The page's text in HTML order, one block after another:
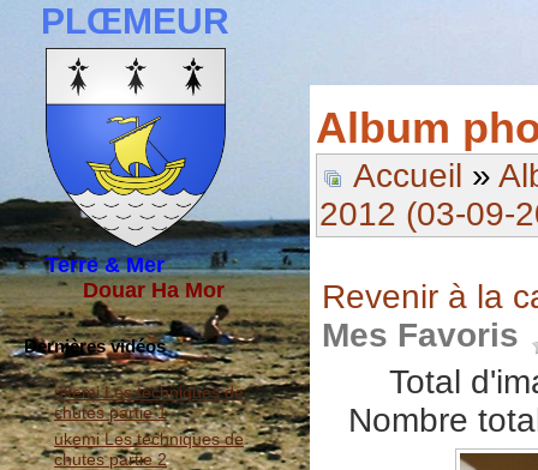
PLŒMEUR
Terre & Mer
Douar Ha Mor
Dernières vidéos
ukemi Les techniques de
chutes partie 1
ukemi Les techniques de
chutes partie 2
Album
Accueil »
2012 (03-09-
Revenir à la
Mes Favoris
Total
Nombre